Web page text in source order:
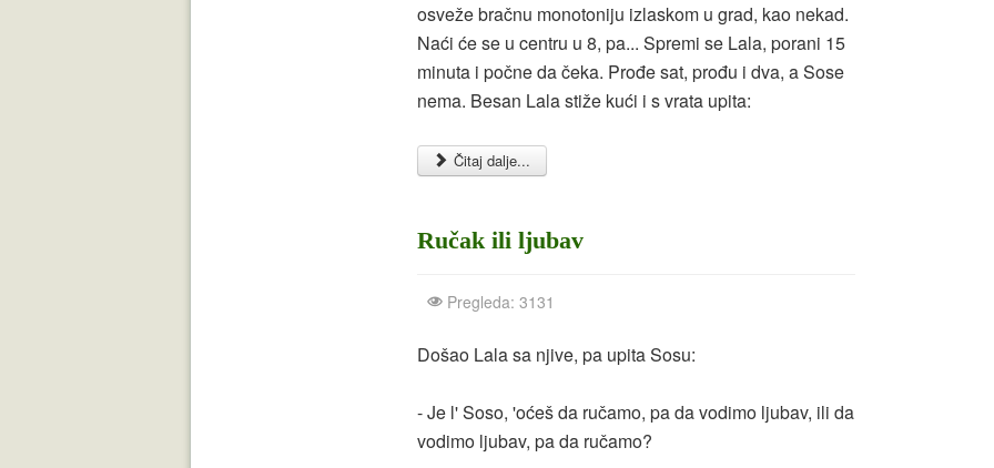
osveže bračnu monotoniju izlaskom u grad, kao nekad.
Naći će se u centru u 8, pa... Spremi se Lala, porani 15
minuta i počne da čeka. Prođe sat, prođu i dva, a Sose
nema. Besan Lala stiže kući i s vrata upita:
Čitaj dalje...
Ručak ili ljubav
Pregleda: 3131
Došao Lala sa njive, pa upita Sosu:
- Je l' Soso, 'oćeš da ručamo, pa da vodimo ljubav, ili da
vodimo ljubav, pa da ručamo?